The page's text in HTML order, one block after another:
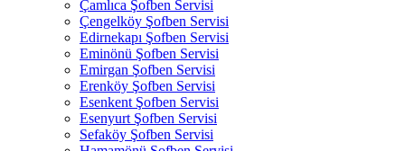
Çamlıca Şofben Servisi
Çengelköy Şofben Servisi
Edirnekapı Şofben Servisi
Eminönü Şofben Servisi
Emirgan Şofben Servisi
Erenköy Şofben Servisi
Esenkent Şofben Servisi
Esenyurt Şofben Servisi
Sefaköy Şofben Servisi